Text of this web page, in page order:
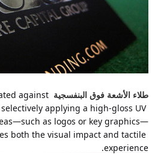
طلاء الأشعة فوق البنفسجية against
applying a high-gloss UV
as logos or key graphics—
both the visual impact and tactile
experience.